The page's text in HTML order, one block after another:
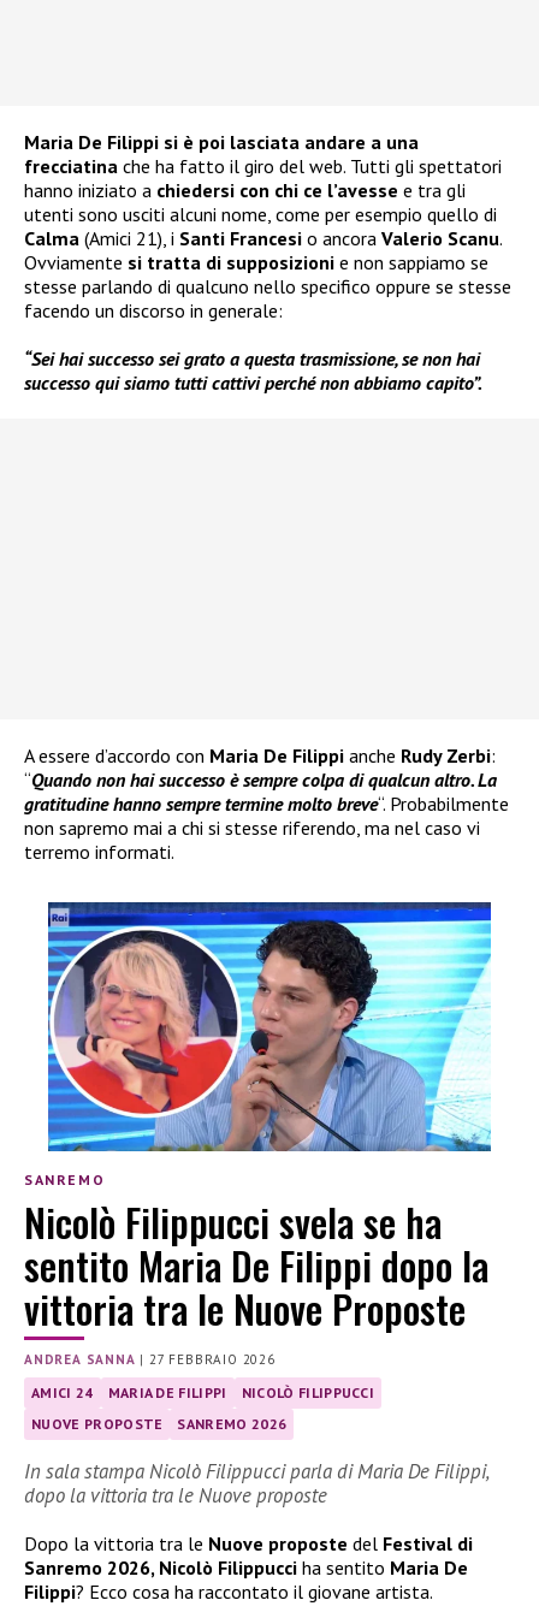
Maria De Filippi si è poi lasciata andare a una
frecciatina che ha fatto il giro del web. Tutti gli spettatori
hanno iniziato a chiedersi con chi ce l’avesse e tra gli
utenti sono usciti alcuni nome, come per esempio quello di
Calma (Amici 21), i Santi Francesi o ancora Valerio Scanu.
Ovviamente si tratta di supposizioni e non sappiamo se
stesse parlando di qualcuno nello specifico oppure se stesse
facendo un discorso in generale:
“Sei hai successo sei grato a questa trasmissione, se non hai
successo qui siamo tutti cattivi perché non abbiamo capito”.
A essere d’accordo con Maria De Filippi anche Rudy Zerbi:
“Quando non hai successo è sempre colpa di qualcun altro. La
gratitudine hanno sempre termine molto breve“. Probabilmente
non sapremo mai a chi si stesse riferendo, ma nel caso vi
terremo informati.
SANREMO
Nicolò Filippucci svela se ha
sentito Maria De Filippi dopo la
vittoria tra le Nuove Proposte
ANDREA SANNA | 27 FEBBRAIO 2026
AMICI 24 MARIA DE FILIPPI
NICOLÒ FILIPPUCCI
NUOVE PROPOSTE
SANREMO 2026
In sala stampa Nicolò Filippucci parla di Maria De Filippi,
dopo la vittoria tra le Nuove proposte
Dopo la vittoria tra le Nuove proposte del Festival di
Sanremo 2026, Nicolò Filippucci ha sentito Maria De
Filippi? Ecco cosa ha raccontato il giovane artista.